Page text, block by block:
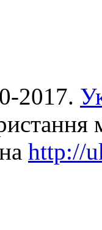
2017.
http://